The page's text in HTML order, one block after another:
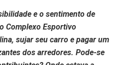
e o sentimento de
Complexo Esportivo
sujar seu carro e pagar um
dos arredores. Pode-se